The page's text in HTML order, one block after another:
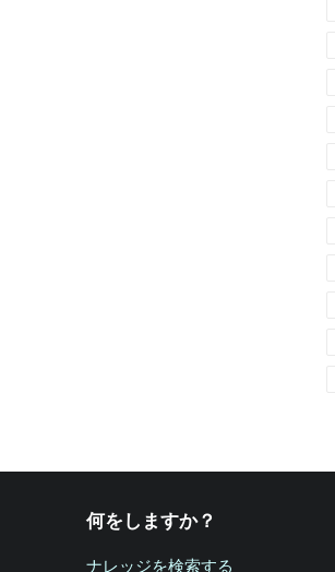
何をしますか？
ナレッジを検索する